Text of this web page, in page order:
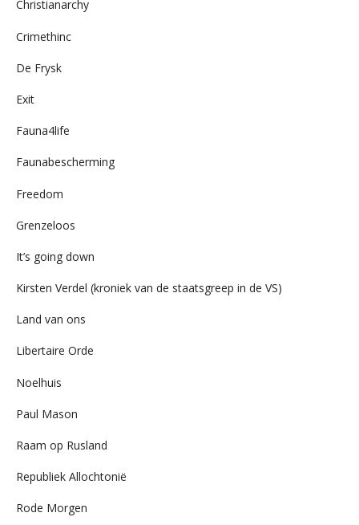
Christianarchy
Crimethinc
De Frysk
Exit
Fauna4life
Faunabescherming
Freedom
Grenzeloos
It’s going down
Kirsten Verdel (kroniek van de staatsgreep in de VS)
Land van ons
Libertaire Orde
Noelhuis
Paul Mason
Raam op Rusland
Republiek Allochtonië
Rode Morgen